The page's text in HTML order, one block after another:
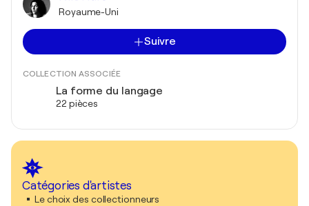
Royaume-Uni
Suivre
COLLECTION ASSOCIÉE
La forme du langage
22 pièces
Catégories d'artistes
Le choix des collectionneurs